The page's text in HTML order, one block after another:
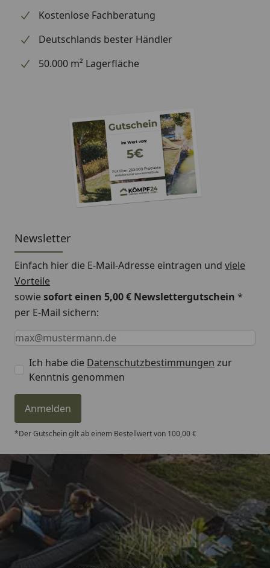
Material & Farbe
Material:
Stahl
Farbe:
Technische Daten
Vorlaufposition:
unten links, oben links,
unten rechts, oben
rechts
Gewinde:
Betriebsdruck:
max. 10 bar
Nabenabstand:
Breite +
Anschlussabstand
Abstand Wand bis
Abstand Wand bis
Vorderkante
Heizkörper:
Für elektrischen bzw.
Mischbetrieb
geeignet:
Garantie: 10 Jahre
Kostenlose Fachberatung
Deutschlands bester Händler
50.000 m² Lagerfläche
Newsletter
Einfach hier die E-Mail-Adresse eintragen und viele
Vorteile
sowiesofort einen 5,00 € Newslettergutschein *
per E-Mail sichern:
Keine Eingabe erforderlich
Eingabe erforderlich
E-Mail *
Ich habe die Datenschutzbestimmungen zur
Kenntnis genommen
Anmelden
*Der Gutschein gilt ab einem Bestellwert von 100,00 €
Trusted Shops
4,81/ 5